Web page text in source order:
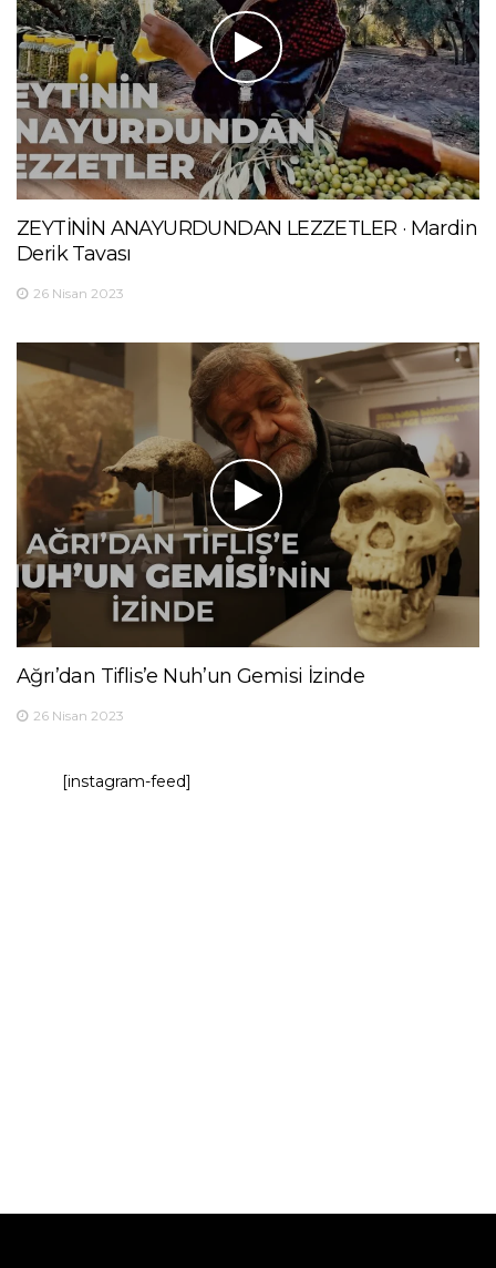
ZEYTİNİN ANAYURDUNDAN LEZZETLER · Mardin
Derik Tavası
26 Nisan 2023
Ağrı’dan Tiflis’e Nuh’un Gemisi İzinde
26 Nisan 2023
[instagram-feed]